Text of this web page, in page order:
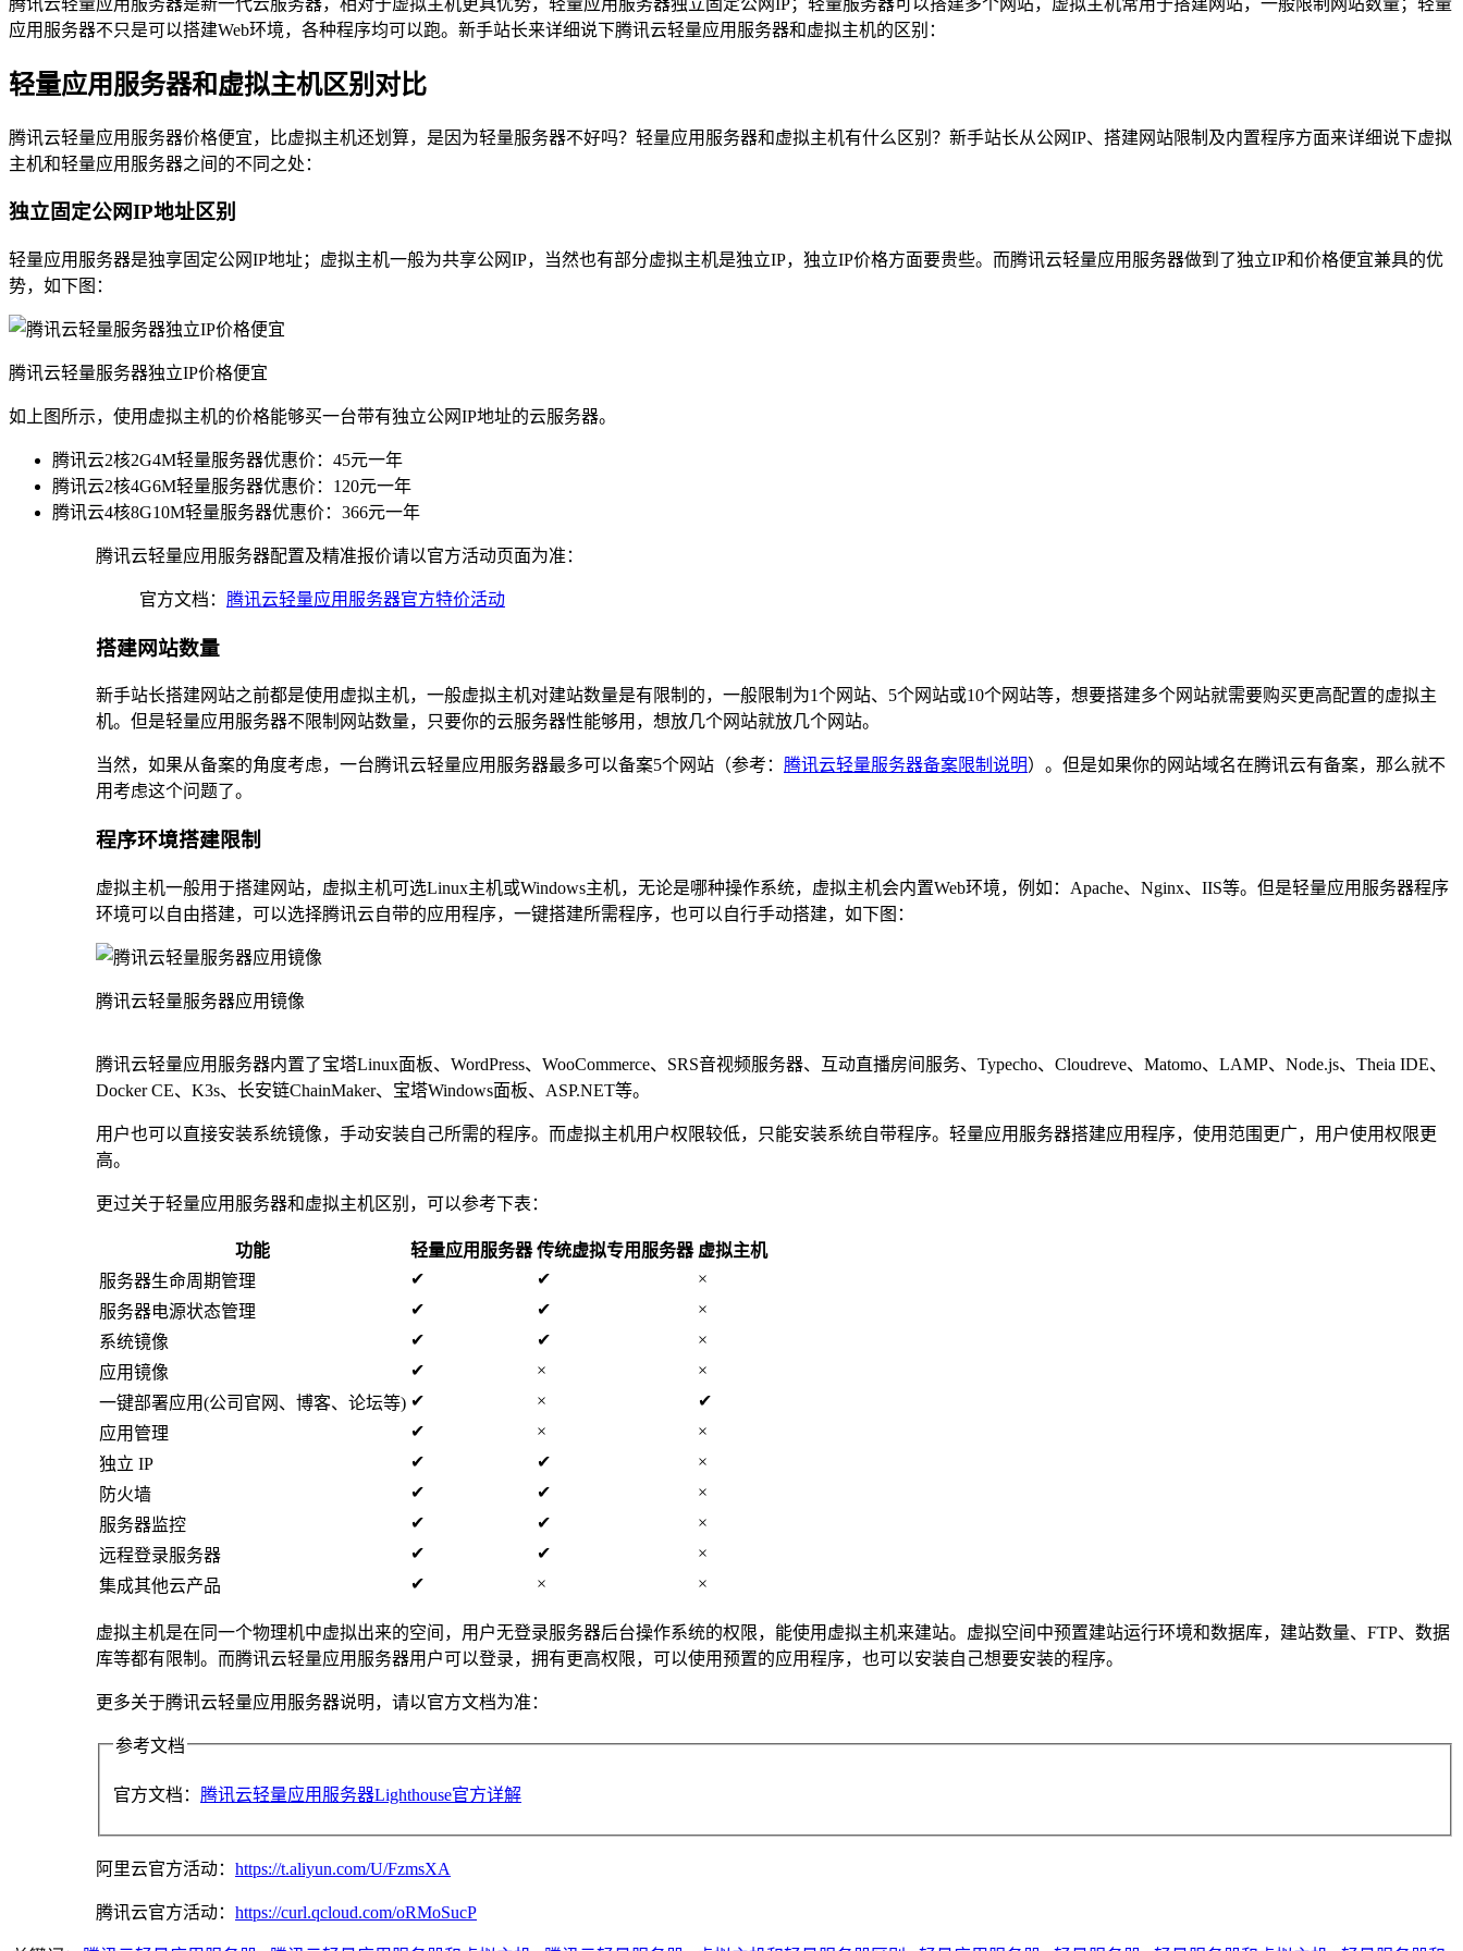
应用服务器不只是可以搭建Web环境，各种程序均可以跑。新手站长来详细说下腾讯云轻量应用服务器和虚拟主机的区别：
轻量应用服务器和虚拟主机区别对比
腾讯云轻量应用服务器价格便宜，比虚拟主机还划算，是因为轻量服务器不好吗？轻量应用服务器和虚拟主机有什么区别？新手站长从公网IP、搭建网站限制及内置程序方面来详细说下虚拟
主机和轻量应用服务器之间的不同之处：
独立固定公网IP地址区别
轻量应用服务器是独享固定公网IP地址；虚拟主机一般为共享公网IP，当然也有部分虚拟主机是独立IP，独立IP价格方面要贵些。而腾讯云轻量应用服务器做到了独立IP和价格便宜兼具的优
势，如下图：
腾讯云轻量服务器独立IP价格便宜
如上图所示，使用虚拟主机的价格能够买一台带有独立公网IP地址的云服务器。
腾讯云2核2G4M轻量服务器优惠价：45元一年
腾讯云2核4G6M轻量服务器优惠价：120元一年
腾讯云4核8G10M轻量服务器优惠价：366元一年
腾讯云轻量应用服务器配置及精准报价请以官方活动页面为准：
官方文档： 腾讯云轻量应用服务器官方特价活动
搭建网站数量
新手站长搭建网站之前都是使用虚拟主机，一般虚拟主机对建站数量是有限制的，一般限制为1个网站、5个网站或10个网站等，想要搭建多个网站就需要购买更高配置的虚拟主
机。但是轻量应用服务器不限制网站数量，只要你的云服务器性能够用，想放几个网站就放几个网站。
当然，如果从备案的角度考虑，一台腾讯云轻量应用服务器最多可以备案5个网站（参考： 腾讯云轻量服务器备案限制说明）。但是如果你的网站域名在腾讯云有备案，那么就不
用考虑这个问题了。
程序环境搭建限制
虚拟主机一般用于搭建网站，虚拟主机可选Linux主机或Windows主机，无论是哪种操作系统，虚拟主机会内置Web环境，例如：Apache、Nginx、IIS等。但是轻量应用服务器程序
环境可以自由搭建，可以选择腾讯云自带的应用程序，一键搭建所需程序，也可以自行手动搭建，如下图：
腾讯云轻量服务器应用镜像
腾讯云轻量应用服务器内置了宝塔Linux面板、WordPress、WooCommerce、SRS音视频服务器、互动直播房间服务、Typecho、Cloudreve、Matomo、LAMP、Node.js、Theia IDE、
Docker CE、K3s、长安链ChainMaker、宝塔Windows面板、ASP.NET等。
用户也可以直接安装系统镜像，手动安装自己所需的程序。而虚拟主机用户权限较低，只能安装系统自带程序。轻量应用服务器搭建应用程序，使用范围更广，用户使用权限更
高。
更过关于轻量应用服务器和虚拟主机区别，可以参考下表：
功能 轻量应用服务器 传统虚拟专用服务器 虚拟主机
服务器生命周期管理
✔ ✔
×
服务器电源状态管理
✔ ✔
×
系统镜像
✔ ✔
×
应用镜像
✔ ×
×
一键部署应用(公司官网、博客、论坛等) ✔ ×
✔
应用管理
✔ ×
×
独立 IP
✔ ✔
×
防火墙
✔ ✔
×
服务器监控
✔ ✔
×
远程登录服务器
✔ ✔
×
集成其他云产品
✔ × ×
虚拟主机是在同一个物理机中虚拟出来的空间，用户无登录服务器后台操作系统的权限，能使用虚拟主机来建站。虚拟空间中预置建站运行环境和数据库，建站数量、FTP、数据
库等都有限制。而腾讯云轻量应用服务器用户可以登录，拥有更高权限，可以使用预置的应用程序，也可以安装自己想要安装的程序。
更多关于腾讯云轻量应用服务器说明，请以官方文档为准：
参考文档
官方文档： 腾讯云轻量应用服务器Lighthouse官方详解
阿里云官方活动： https://t.aliyun.com/U/FzmsXA
腾讯云官方活动： https://curl.qcloud.com/oRMoSucP